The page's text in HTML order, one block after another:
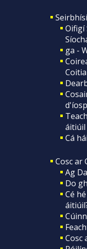
Oifigí
ga -
áitiúil
Cá
Cosc ar
Ag
Do
Cé
Cosc